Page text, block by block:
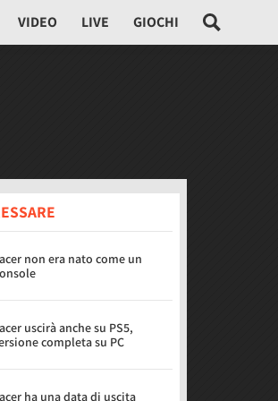
VIDEO LIVE GIOCHI
non era nato come un
uscirà anche su PS5,
completa su PC
ha una data di uscita